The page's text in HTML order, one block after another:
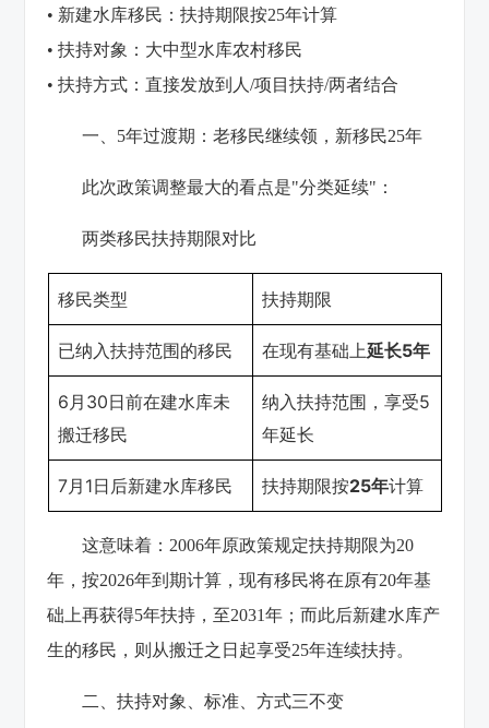
• 新建水库移民：扶持期限按25年计算
• 扶持对象：大中型水库农村移民
• 扶持方式：直接发放到人/项目扶持/两者结合
一、5年过渡期：老移民继续领，新移民25年
此次政策调整最大的看点是"分类延续"：
两类移民扶持期限对比
移民类型 扶持期限
已纳入扶持范围的移民 在现有基础上延长5年
6月30日前在建水库未
搬迁移民
纳入扶持范围，享受5
年延长
7月1日后新建水库移民 扶持期限按25年计算
这意味着：2006年原政策规定扶持期限为20
年，按2026年到期计算，现有移民将在原有20年基
础上再获得5年扶持，至2031年；而此后新建水库产
生的移民，则从搬迁之日起享受25年连续扶持。
二、扶持对象、标准、方式三不变